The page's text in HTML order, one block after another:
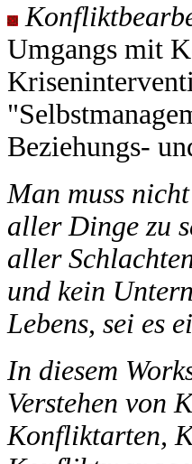
Umgangs mit
Beziehungs-
Man muss
aller Dinge zu
aller
und kein
Lebens, sei es
In diesem
Verstehen von
Konfliktarten,